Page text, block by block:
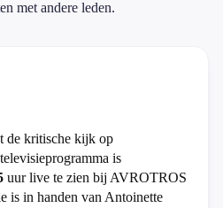
met andere leden.
de kritische kijk op
is
uur live te zien bij AVROTROS
is in handen van Antoinette